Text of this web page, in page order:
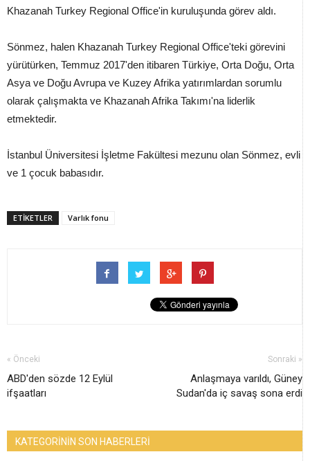
Khazanah Turkey Regional Office'in kuruluşunda görev aldı.
Sönmez, halen Khazanah Turkey Regional Office'teki görevini
yürütürken, Temmuz 2017'den itibaren Türkiye, Orta Doğu, Orta
Asya ve Doğu Avrupa ve Kuzey Afrika yatırımlardan sorumlu
olarak çalışmakta ve Khazanah Afrika Takımı'na liderlik
etmektedir.
İstanbul Üniversitesi İşletme Fakültesi mezunu olan Sönmez, evli
ve 1 çocuk babasıdır.
ETİKETLER Varlık fonu
« Önceki
ABD'den sözde 12 Eylül
ifşaatları
Sonraki »
Anlaşmaya varıldı, Güney
Sudan'da iç savaş sona erdi
KATEGORİNİN SON HABERLERİ